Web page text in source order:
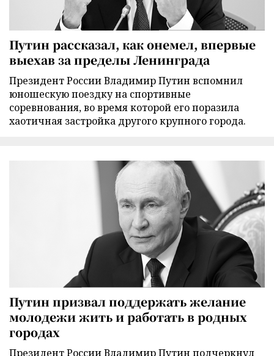
Путин рассказал, как онемел, впервые
выехав за пределы Ленинграда
Президент России Владимир Путин вспомнил
юношескую поездку на спортивные
соревнования, во время которой его поразила
хаотичная застройка другого крупного города.
Путин призвал поддержать желание
молодежи жить и работать в родных
городах
Президент России Владимир Путин подчеркнул